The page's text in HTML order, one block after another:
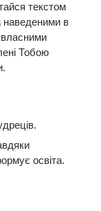
текстом
наведеними в
власними
Тобою
освіта.